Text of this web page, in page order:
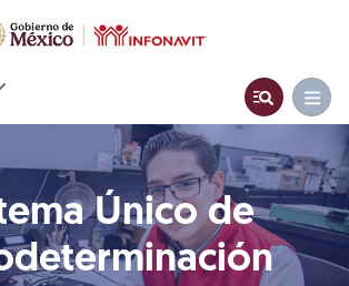
Único de